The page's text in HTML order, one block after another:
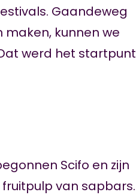
Gaandeweg
kunnen we
werd het startpunt
Scifo en zijn
van sapbars.